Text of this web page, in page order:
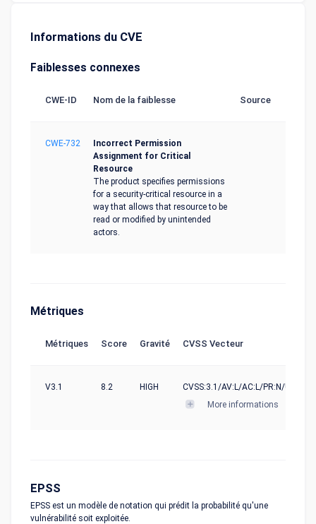
Informations du CVE
Faiblesses connexes
CWE-ID Nom de la faiblesse Source
CWE-732
Incorrect Permission
Assignment for Critical
Resource
The product specifies permissions
for a security-critical resource in a
way that allows that resource to be
read or modified by unintended
actors.
Métriques
Métriques Score Gravité CVSS Vecteur
V3.1 8.2 HIGH
CVSS:3.1/AV:L/AC:L/PR:N/UI:R/
More informations
EPSS
EPSS est un modèle de notation qui prédit la probabilité qu'une
vulnérabilité soit exploitée.